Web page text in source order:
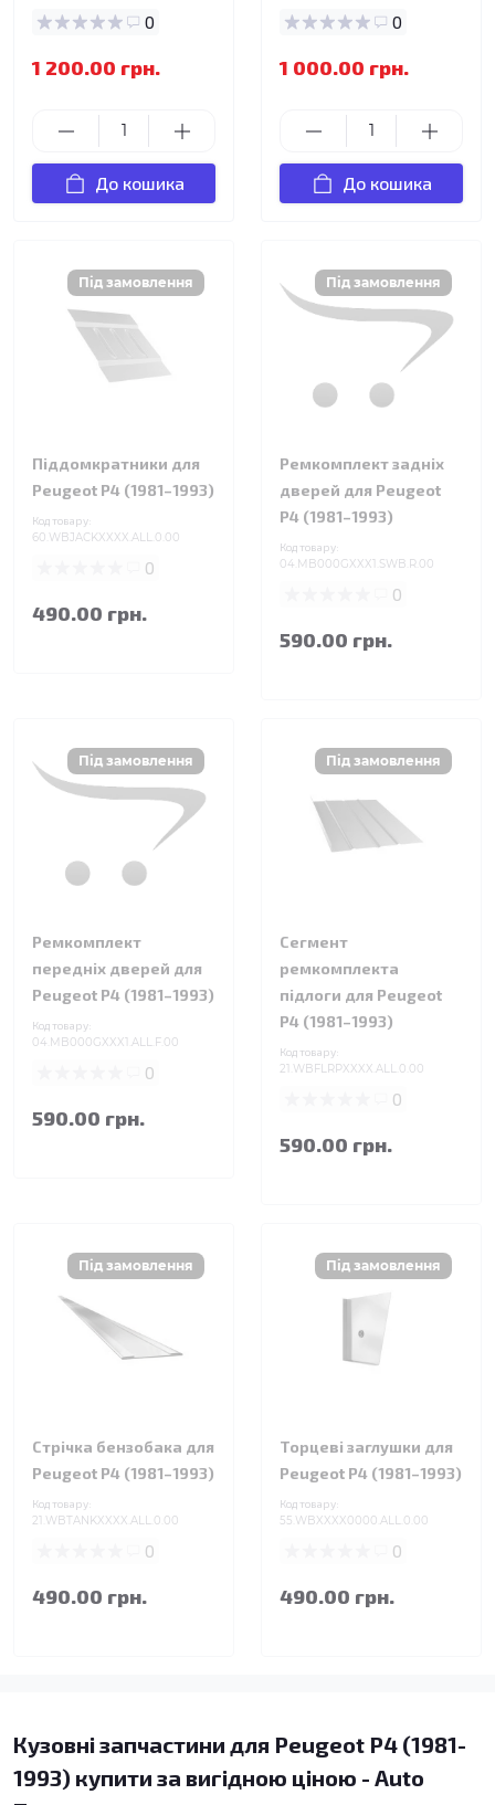
0
1 200.00 грн.
До кошика
0
1 000.00 грн.
До кошика
Піддомкратники для
Peugeot P4 (1981–1993)
Код товару:
60.WBJACKXXXX.ALL.0.00
0
490.00 грн.
Ремкомплект задніх
дверей для Peugeot
P4 (1981–1993)
Код товару:
04.MB000GXXX1.SWB.R.00
0
590.00 грн.
Ремкомплект
передніх дверей для
Peugeot P4 (1981–1993)
Код товару:
04.MB000GXXX1.ALL.F.00
0
590.00 грн.
Сегмент
ремкомплекта
підлоги для Peugeot
P4 (1981–1993)
Код товару:
21.WBFLRPXXXX.ALL.0.00
0
590.00 грн.
Стрічка бензобака для
Peugeot P4 (1981–1993)
Код товару:
21.WBTANKXXXX.ALL.0.00
0
490.00 грн.
Торцеві заглушки для
Peugeot P4 (1981–1993)
Код товару:
55.WBXXXX0000.ALL.0.00
0
490.00 грн.
Кузовні запчастини для Peugeot P4 (1981-
1993) купити за вигідною ціною - Auto